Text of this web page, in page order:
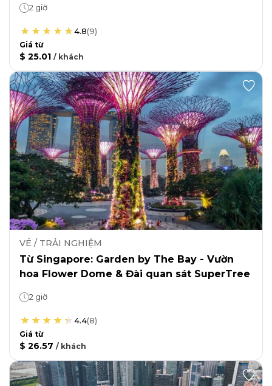
2 giờ
4.8(9)
Giá từ
$ 25.01 / khách
VÉ / TRẢI NGHIỆM
Từ Singapore: Garden by The Bay - Vườn
hoa Flower Dome & Đài quan sát SuperTree
2 giờ
4.4(8)
Giá từ
$ 26.57 / khách